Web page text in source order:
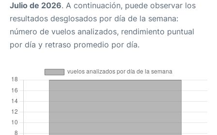
Julio de 2026. A continuación, puede observar los
resultados desglosados por día de la semana:
número de vuelos analizados, rendimiento puntual
por día y retraso promedio por día.